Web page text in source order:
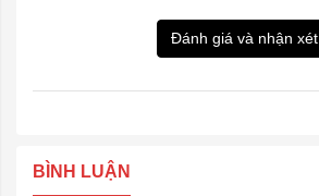
Đánh giá và nhận xét
BÌNH LUẬN